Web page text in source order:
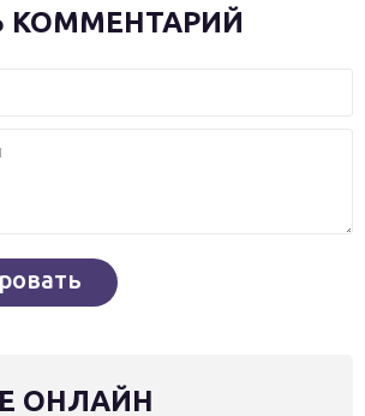
КОММЕНТАРИЙ
ОНЛАЙН